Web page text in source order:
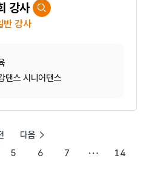
강사
반 강사
댄스 시니어댄스
5 6 7 14
다음